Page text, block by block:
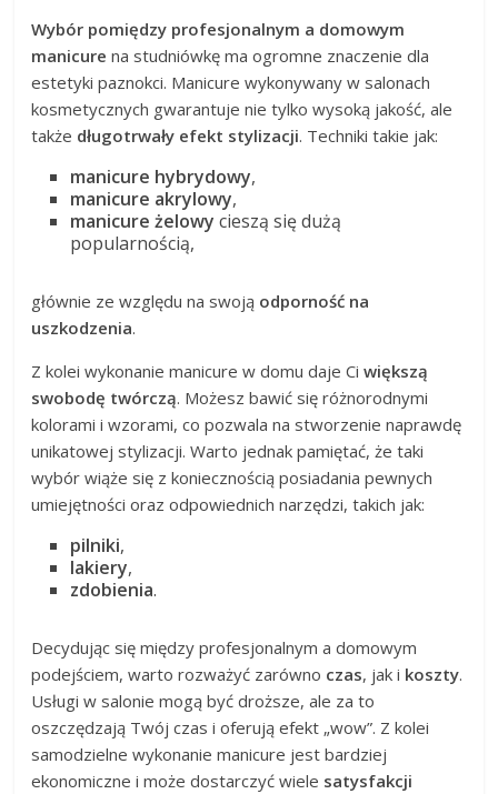
Wybór pomiędzy profesjonalnym a domowym
manicure na studniówkę ma ogromne znaczenie dla
estetyki paznokci. Manicure wykonywany w salonach
kosmetycznych gwarantuje nie tylko wysoką jakość, ale
także długotrwały efekt stylizacji. Techniki takie jak:
manicure hybrydowy,
manicure akrylowy,
manicure żelowy cieszą się dużą
popularnością,
głównie ze względu na swoją odporność na
uszkodzenia.
Z kolei wykonanie manicure w domu daje Ciwiększą
swobodę twórczą. Możesz bawić się różnorodnymi
kolorami i wzorami, co pozwala na stworzenie naprawdę
unikatowej stylizacji. Warto jednak pamiętać, że taki
wybór wiąże się z koniecznością posiadania pewnych
umiejętności oraz odpowiednich narzędzi, takich jak:
pilniki,
lakiery,
zdobienia.
Decydując się między profesjonalnym a domowym
podejściem, warto rozważyć zarówno czas, jak i koszty.
Usługi w salonie mogą być droższe, ale za to
oszczędzają Twój czas i oferują efekt „wow”. Z kolei
samodzielne wykonanie manicure jest bardziej
ekonomiczne i może dostarczyć wiele satysfakcji